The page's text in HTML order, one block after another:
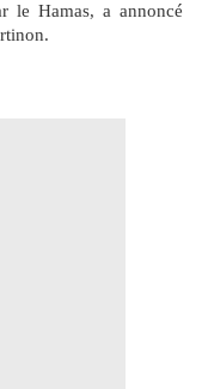
le Hamas, a annoncé